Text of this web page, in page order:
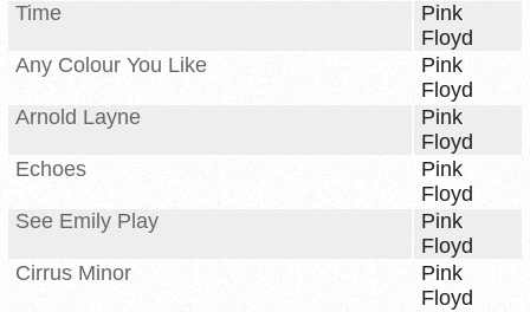
Time
Pink
Floyd
Any Colour You Like
Pink
Floyd
Arnold Layne
Pink
Floyd
Echoes
Pink
Floyd
See Emily Play
Pink
Floyd
Cirrus Minor
Pink
Floyd